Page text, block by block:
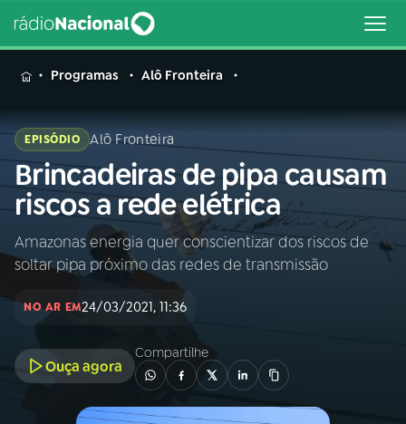
MENU
Buscar
na
Rádio
Nacional
Buscar
AO VIVO
Programas Alô Fronteira
EPISÓDIO Alô Fronteira
Brincadeiras de pipa causam
riscos a rede elétrica
Amazonas energia quer conscientizar dos riscos de
soltar pipa próximo das redes de transmissão
NO AR EM24/03/2021, 11:36
Ouça agora
Compartilhe